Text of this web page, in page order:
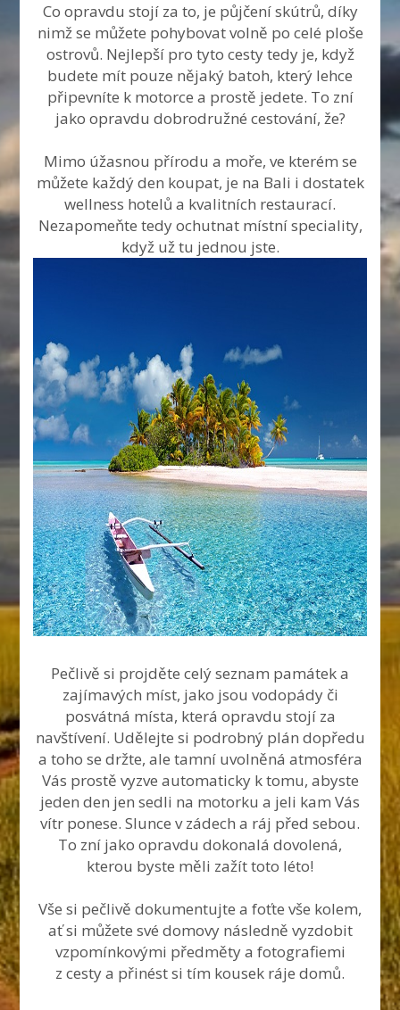
Co opravdu stojí za to, je půjčení skútrů, díky
nimž se můžete pohybovat volně po celé ploše
ostrovů. Nejlepší pro tyto cesty tedy je, když
budete mít pouze nějaký batoh, který lehce
připevníte k motorce a prostě jedete. To zní
jako opravdu dobrodružné cestování, že?
Mimo úžasnou přírodu a moře, ve kterém se
můžete každý den koupat, je na Bali i dostatek
wellness hotelů a kvalitních restaurací.
Nezapomeňte tedy ochutnat místní speciality,
když už tu jednou jste.
Pečlivě si projděte celý seznam památek a
zajímavých míst, jako jsou vodopády či
posvátná místa, která opravdu stojí za
navštívení. Udělejte si podrobný plán dopředu
a toho se držte, ale tamní uvolněná atmosféra
Vás prostě vyzve automaticky k tomu, abyste
jeden den jen sedli na motorku a jeli kam Vás
vítr ponese. Slunce v zádech a ráj před sebou.
To zní jako opravdu dokonalá dovolená,
kterou byste měli zažít toto léto!
Vše si pečlivě dokumentujte a foťte vše kolem,
ať si můžete své domovy následně vyzdobit
vzpomínkovými předměty a fotografiemi
z cesty a přinést si tím kousek ráje domů.